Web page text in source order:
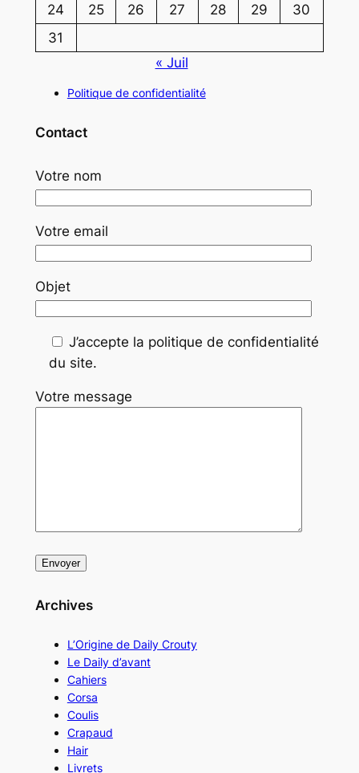
24
25 26 27 28 29
30
31
« Juil
Politique de confidentialité
Contact
Votre nom
Votre email
Objet
J’accepte la politique de confidentialité
du site.
Votre message
Archives
L’Origine de Daily Crouty
Le Daily d’avant
Cahiers
Corsa
Coulis
Crapaud
Hair
Livrets